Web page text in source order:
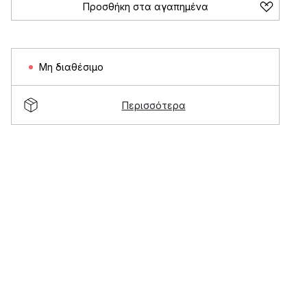
Προσθήκη στα αγαπημένα
Μη διαθέσιμο
Περισσότερα